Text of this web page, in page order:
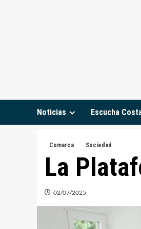
Noticias Escucha
Comarca Sociedad
La
02/07/2025